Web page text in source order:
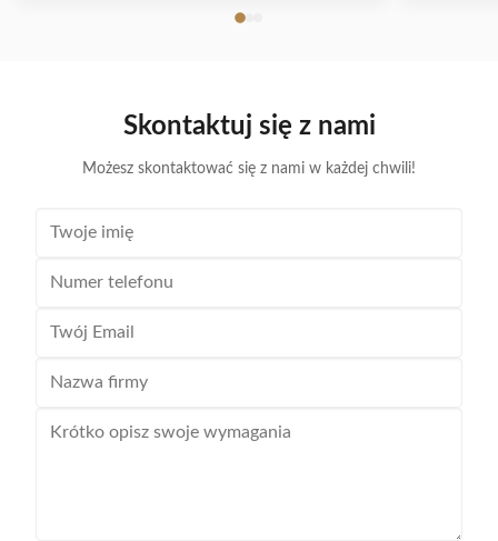
wysokiej jakości stal węglową Q195, która jest
Skontaktuj się z nami
Możesz skontaktować się z nami w każdej chwili!